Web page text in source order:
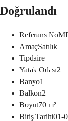
Doğrulandı
Referans No
AmaçSatılık
Tipdaire
Yatak Odası2
Banyo1
Balkon2
Boyut70 m²
Bitiş Tarihi01-